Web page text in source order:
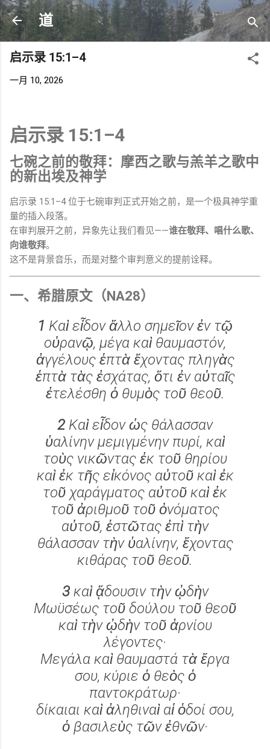
跳至主要内容
道
启示录 15:1–4
一月 10, 2026
启示录 15:1–4
七碗之前的敬拜：摩西之歌与羔羊之歌中
的新出埃及神学
启示录 15:1–4 位于七碗审判正式开始之前，是一个极具神学重
量的插入段落。
在审判展开之前，异象先让我们看见——谁在敬拜、唱什么歌、
向谁敬拜。
这不是背景音乐，而是对整个审判意义的提前诠释。
一、希腊原文（NA28）
1 Καὶ εἶδον ἄλλο σημεῖον ἐν τῷ
οὐρανῷ, μέγα καὶ θαυμαστόν,
ἀγγέλους ἑπτὰ ἔχοντας πληγὰς
ἑπτὰ τὰς ἐσχάτας, ὅτι ἐν αὐταῖς
ἐτελέσθη ὁ θυμὸς τοῦ θεοῦ.
2 Καὶ εἶδον ὡς θάλασσαν
ὑαλίνην μεμιγμένην πυρί, καὶ
τοὺς νικῶντας ἐκ τοῦ θηρίου
καὶ ἐκ τῆς εἰκόνος αὐτοῦ καὶ ἐκ
τοῦ χαράγματος αὐτοῦ καὶ ἐκ
τοῦ ἀριθμοῦ τοῦ ὀνόματος
αὐτοῦ, ἑστῶτας ἐπὶ τὴν
θάλασσαν τὴν ὑαλίνην, ἔχοντας
κιθάρας τοῦ θεοῦ.
3καὶ ᾄδουσιν τὴν ᾠδὴν
Μωϋσέως τοῦ δούλου τοῦ θεοῦ
καὶ τὴν ᾠδὴν τοῦ ἀρνίου
λέγοντες·
Μεγάλα καὶ θαυμαστά τὰ ἔργα
σου, κύριε ὁ θεὸς ὁ
παντοκράτωρ·
δίκαιαι καὶ ἀληθιναὶ αἱ ὁδοί σου,
ὁ βασιλεὺς τῶν ἐθνῶν·